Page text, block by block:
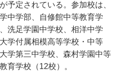
予定されている。参加校は、
中学部、自修館中等教育学
洗足学園中学校、相洋中学
学付属相模高等学校・中等
学第三中学校、森村学園中等
育学校（12校）。